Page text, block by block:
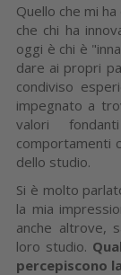
Quello che mi
che chi ha
oggi è chi è
dare ai propri
condiviso
impegnato a
valori
comportamenti
dello studio.
Si è molto
la mia
anche altrove,
loro studio.
percepiscono